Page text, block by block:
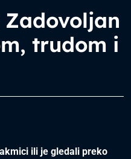
Zadovoljan
trudom i
ili je gledali preko